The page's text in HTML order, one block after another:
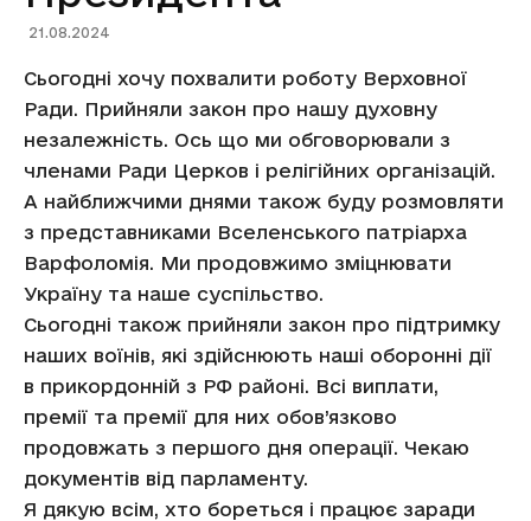
21.08.2024
Сьогодні хочу похвалити роботу Верховної
Ради. Прийняли закон про нашу духовну
незалежність. Ось що ми обговорювали з
членами Ради Церков і релігійних організацій.
А найближчими днями також буду розмовляти
з представниками Вселенського патріарха
Варфоломія. Ми продовжимо зміцнювати
Україну та наше суспільство.
Сьогодні також прийняли закон про підтримку
наших воїнів, які здійснюють наші оборонні дії
в прикордонній з РФ районі. Всі виплати,
премії та премії для них обов’язково
продовжать з першого дня операції. Чекаю
документів від парламенту.
Я дякую всім, хто бореться і працює заради